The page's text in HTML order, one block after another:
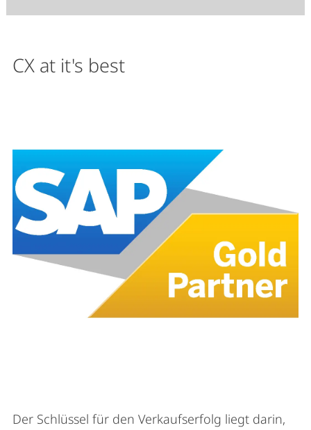
CX at it's best
Der Schlüssel für den Verkaufserfolg liegt darin,